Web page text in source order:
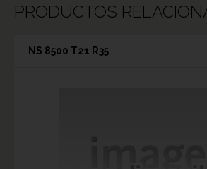
PRODUCTOS
NS 8500 T21 R35